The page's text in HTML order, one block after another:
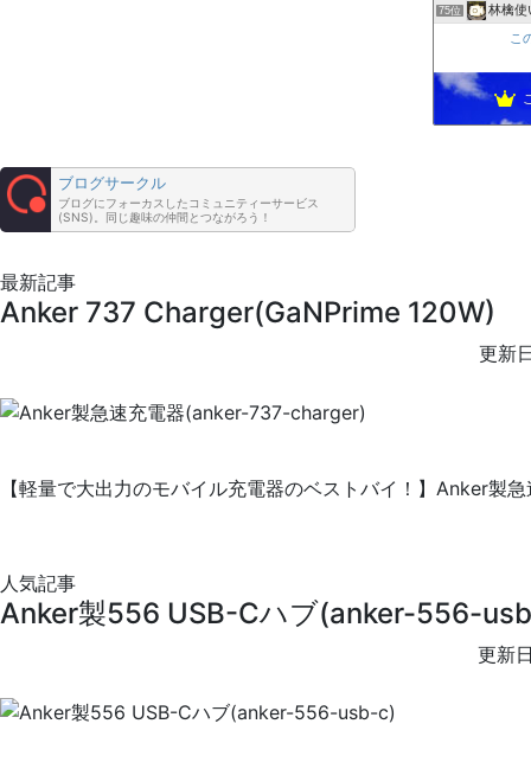
75位 林檎使
こ
ブログサークル
ブログにフォーカスしたコミュニティーサービス
(SNS)。同じ趣味の仲間とつながろう！
最新記事
Anker 737 Charger(GaNPrime 120W)
更新
【軽量で大出力のモバイル充電器のベストバイ！】Anker
人気記事
Anker製556 USB-Cハブ(anker-556-
更新